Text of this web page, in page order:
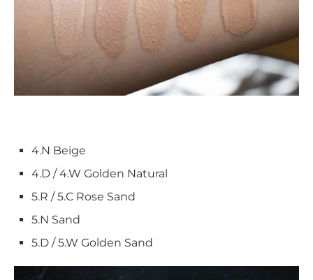
4.N Beige
4.D / 4.W Golden Natural
5.R / 5.C Rose Sand
5.N Sand
5.D / 5.W Golden Sand